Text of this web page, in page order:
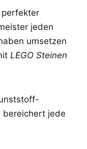
perfekter
jeden
umsetzen
LEGO Steinen
bereichert jede